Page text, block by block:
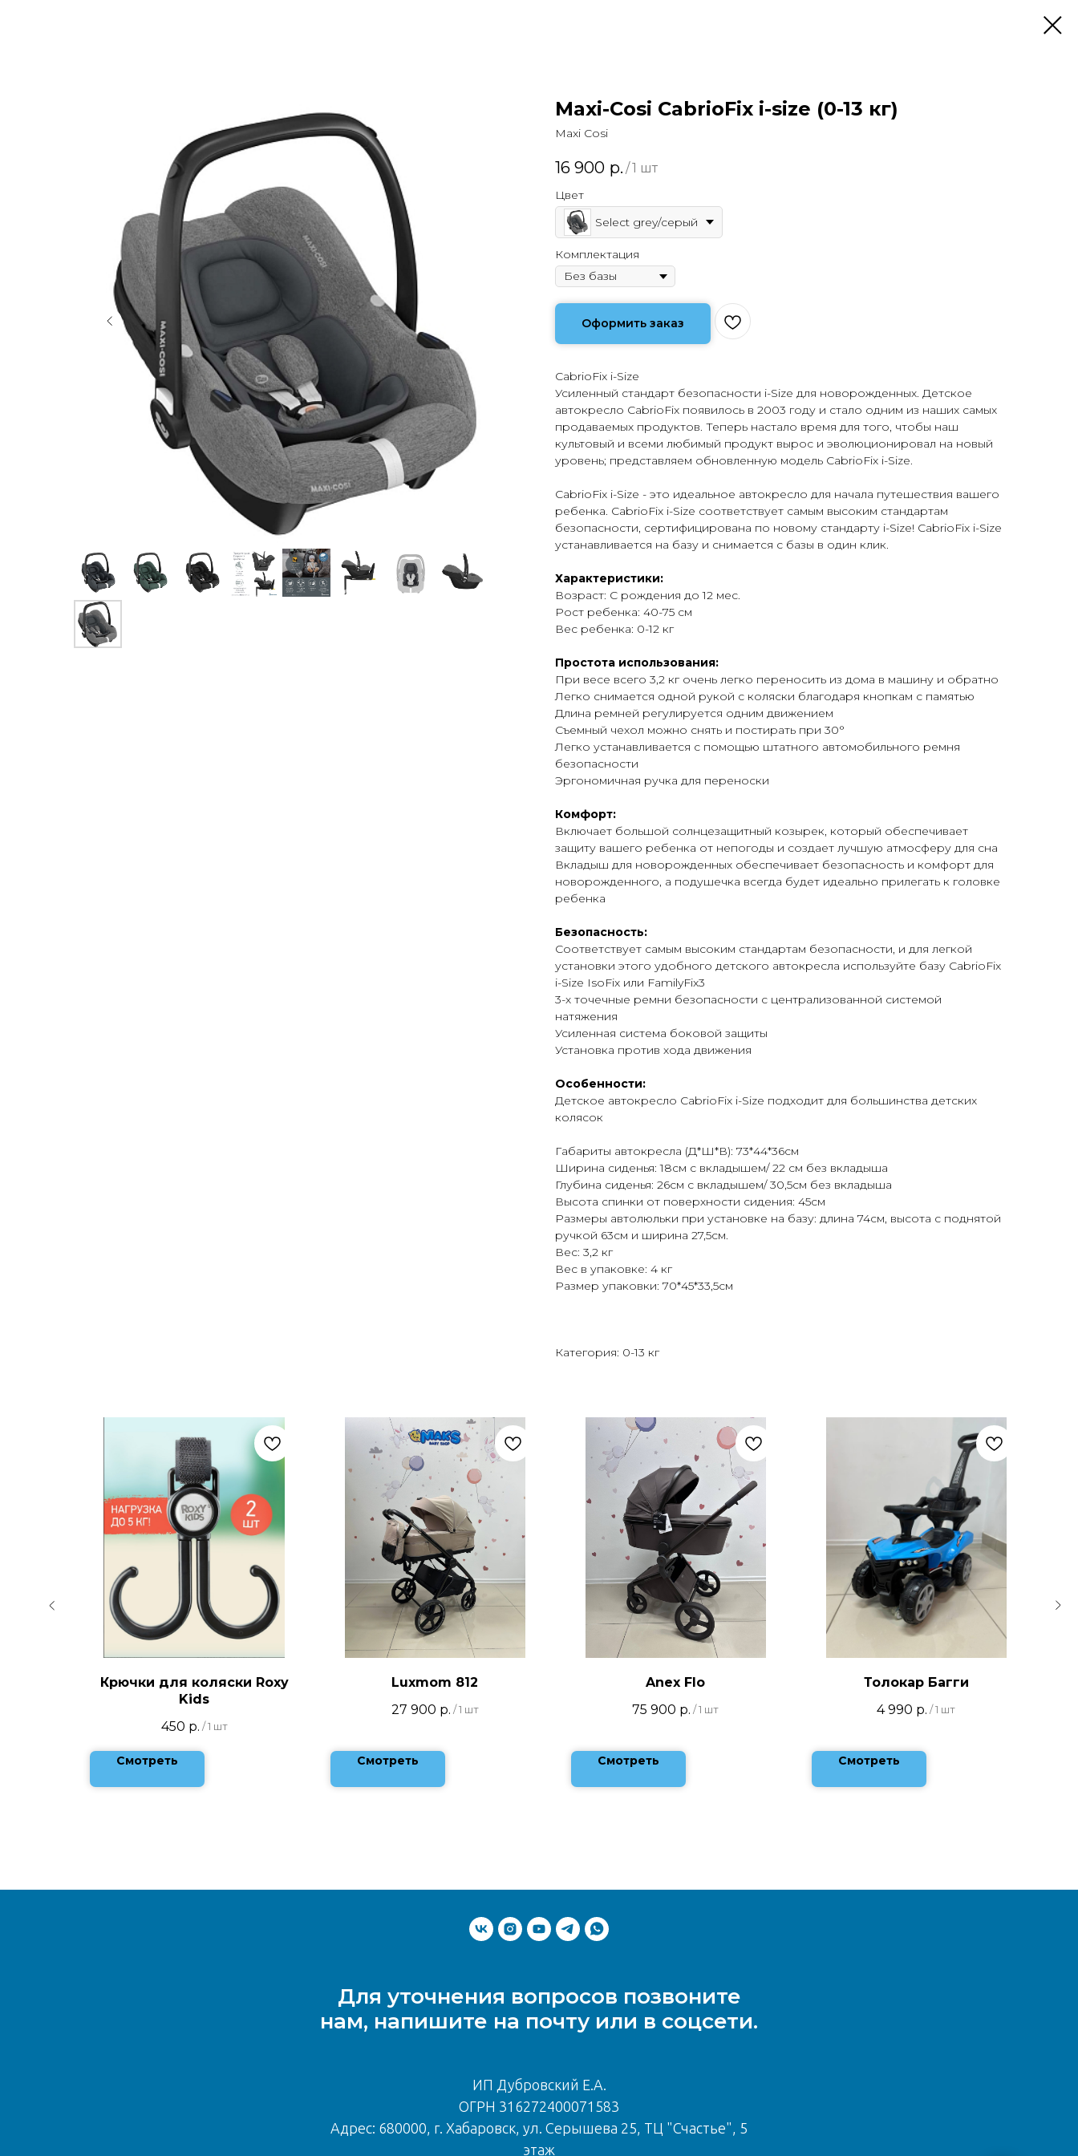
Maxi-Cosi CabrioFix i-size (0-13 кг)
Maxi Cosi
16 900 р. /1 шт
Цвет
Select grey/серый
Комплектация
Оформить заказ
CabrioFix i-Size
Усиленный стандарт безопасности i-Size для новорожденных. Детское
автокресло CabrioFix появилось в 2003 году и стало одним из наших самых
продаваемых продуктов. Теперь настало время для того, чтобы наш
культовый и всеми любимый продукт вырос и эволюционировал на новый
уровень; представляем обновленную модель CabrioFix i-Size.
CabrioFix i-Size - это идеальное автокресло для начала путешествия вашего
ребенка. CabrioFix i-Size соответствует самым высоким стандартам
безопасности, сертифицирована по новому стандарту i-Size! CabrioFix i-Size
устанавливается на базу и снимается с базы в один клик.
Характеристики:
Возраст: С рождения до 12 мес.
Рост ребенка: 40-75 см
Вес ребенка: 0-12 кг
Простота использования:
При весе всего 3,2 кг очень легко переносить из дома в машину и обратно
Легко снимается одной рукой с коляски благодаря кнопкам с памятью
Длина ремней регулируется одним движением
Съемный чехол можно снять и постирать при 30°
Легко устанавливается с помощью штатного автомобильного ремня
безопасности
Эргономичная ручка для переноски
Комфорт:
Включает большой солнцезащитный козырек, который обеспечивает
защиту вашего ребенка от непогоды и создает лучшую атмосферу для сна
Вкладыш для новорожденных обеспечивает безопасность и комфорт для
новорожденного, а подушечка всегда будет идеально прилегать к головке
ребенка
Безопасность:
Соответствует самым высоким стандартам безопасности, и для легкой
установки этого удобного детского автокресла используйте базу CabrioFix
i-Size IsoFix или FamilyFix3
3-х точечные ремни безопасности c централизованной системой
натяжения
Усиленная система боковой защиты
Установка против хода движения
Особенности:
Детское автокресло CabrioFix i-Size подходит для большинства детских
колясок
Габариты автокресла (Д*Ш*В): 73*44*36см
Ширина сиденья: 18см с вкладышем/ 22 см без вкладыша
Глубина сиденья: 26см с вкладышем/ 30,5см без вкладыша
Высота спинки от поверхности сидения: 45см
Размеры автолюльки при установке на базу: длина 74см, высота с поднятой
ручкой 63см и ширина 27,5см.
Вес: 3,2 кг
Вес в упаковке: 4 кг
Размер упаковки: 70*45*33,5см
Категория: 0-13 кг
Крючки для коляски Roxy
Kids
450 р. / 1 шт
Смотреть
Luxmom 812
27 900 р. / 1 шт
Смотреть
Anex Flo
75 900 р. / 1 шт
Смотреть
Толокар Багги
4 990 р. / 1 шт
Смотреть
Для уточнения вопросов позвоните
нам, напишите на почту или в соцсети.
ИП Дубровский Е.А.
ОГРН 316272400071583
Адрес: 680000, г. Хабаровск, ул. Серышева 25, ТЦ "Счастье", 5
этаж